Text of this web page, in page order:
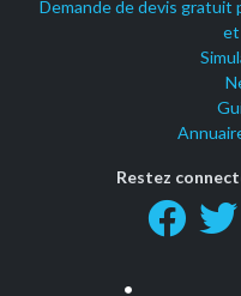
Demande de devis gratuit
Restez